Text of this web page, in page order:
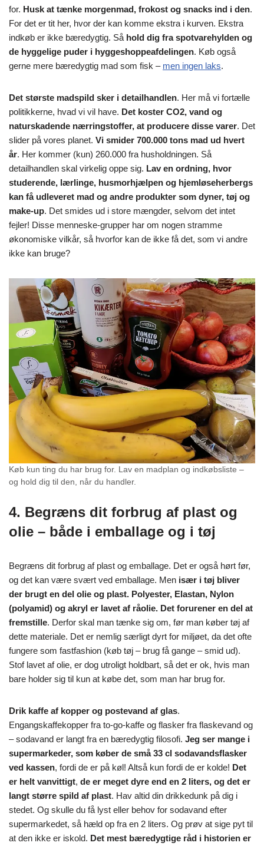
for. Husk at tænke morgenmad, frokost og snacks ind i den.
For det er tit her, hvor der kan komme ekstra i kurven. Ekstra
indkøb er ikke bæredygtig. Så hold dig fra spotvarehylden og
de hyggelige puder i hyggeshoppeafdelingen. Køb også
gerne mere bæredygtig mad som fisk – men ingen laks.
Det største madspild sker i detailhandlen. Her må vi fortælle
politikkerne, hvad vi vil have. Det koster CO2, vand og
naturskadende nærringstoffer, at producere disse varer. Det
slider på vores planet. Vi smider 700.000 tons mad ud hvert
år. Her kommer (kun) 260.000 fra husholdningen. Så
detailhandlen skal virkelig oppe sig. Lav en ordning, hvor
studerende, lærlinge, husmorhjælpen og hjemløseherbergs
kan få udleveret mad og andre produkter som dyner, tøj og
make-up. Det smides ud i store mængder, selvom det intet
fejler! Disse menneske-grupper har om nogen stramme
økonomiske vilkår, så hvorfor kan de ikke få det, som vi andre
ikke kan bruge?
Køb kun ting du har brug for. Lav en madplan og indkøbsliste –
og hold dig til den, når du handler.
4. Begræns dit forbrug af plast og
olie – både i emballage og i tøj
Begræns dit forbrug af plast og emballage. Det er også hørt før,
og det kan være svært ved emballage. Men især i tøj bliver
der brugt en del olie og plast. Polyester, Elastan, Nylon
(polyamid) og akryl er lavet af råolie. Det forurener en del at
fremstille. Derfor skal man tænke sig om, før man køber tøj af
dette materiale. Det er nemlig særligt dyrt for miljøet, da det ofte
fungere som fastfashion (køb tøj – brug få gange – smid ud).
Stof lavet af olie, er dog utroligt holdbart, så det er ok, hvis man
bare holder sig til kun at købe det, som man har brug for.
Drik kaffe af kopper og postevand af glas.
Engangskaffekopper fra to-go-kaffe og flasker fra flaskevand og
– sodavand er langt fra en bæredygtig filosofi. Jeg ser mange i
supermarkeder, som køber de små 33 cl sodavandsflasker
ved kassen, fordi de er på køl! Altså kun fordi de er kolde! Det
er helt vanvittigt, de er meget dyre end en 2 liters, og det er
langt større spild af plast. Hav altid din drikkedunk på dig i
stedet. Og skulle du få lyst eller behov for sodavand efter
supermarkedet, så hæld op fra en 2 liters. Og prøv at sige pyt til
at den ikke er iskold. Det mest bæredygtige råd i historien er